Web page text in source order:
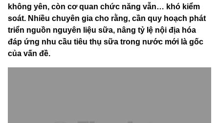
không yên, còn cơ quan chức năng vẫn… khó kiểm
soát. Nhiều chuyên gia cho rằng, cần quy hoạch phát
triển nguồn nguyên liệu sữa, nâng tỷ lệ nội địa hóa
đáp ứng nhu cầu tiêu thụ sữa trong nước mới là gốc
của vấn đề.